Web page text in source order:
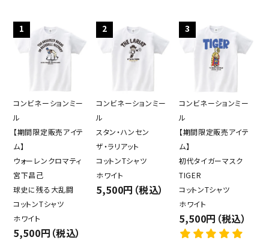
1
コンビネーションミー
ル
【期間限定販売アイテ
ム】
ウォーレンクロマティ
宮下昌己
球史に残る大乱闘
コットンTシャツ
ホワイト
5,500円（税込）
2
コンビネーションミー
ル
スタン・ハンセン
ザ・ラリアット
コットンTシャツ
ホワイト
5,500円（税込）
3
コンビネーションミー
ル
【期間限定販売アイテ
ム】
初代タイガーマスク
TIGER
コットンTシャツ
ホワイト
5,500円（税込）